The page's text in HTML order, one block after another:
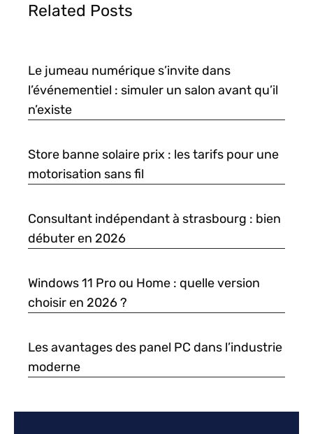
Related Posts
Le jumeau numérique s’invite dans
l’événementiel : simuler un salon avant qu’il
n’existe
Store banne solaire prix : les tarifs pour une
motorisation sans fil
Consultant indépendant à strasbourg : bien
débuter en 2026
Windows 11 Pro ou Home : quelle version
choisir en 2026 ?
Les avantages des panel PC dans l’industrie
moderne